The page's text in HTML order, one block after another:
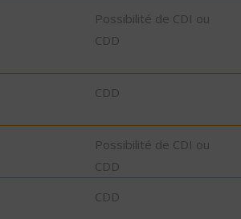
Possibilité de CDI ou
CDD
CDD
Possibilité de CDI ou
CDD
CDD